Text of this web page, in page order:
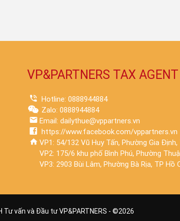
VP&PARTNERS TAX AGENT
Hotline: 0888944884
Zalo: 0888944884
Email: dailythue@vppartners.vn
https://www.facebook.com/vppartners.vn
VP1: 54/132 Vũ Huy Tấn, Phường Gia Định,
VP2: 175/6 khu phố Bình Phú, Phường
VP3: 2903 Bùi Lâm, Phường Bà Rịa, TP Hồ
Tư vấn và Đầu tư VP&PARTNERS - ©2026